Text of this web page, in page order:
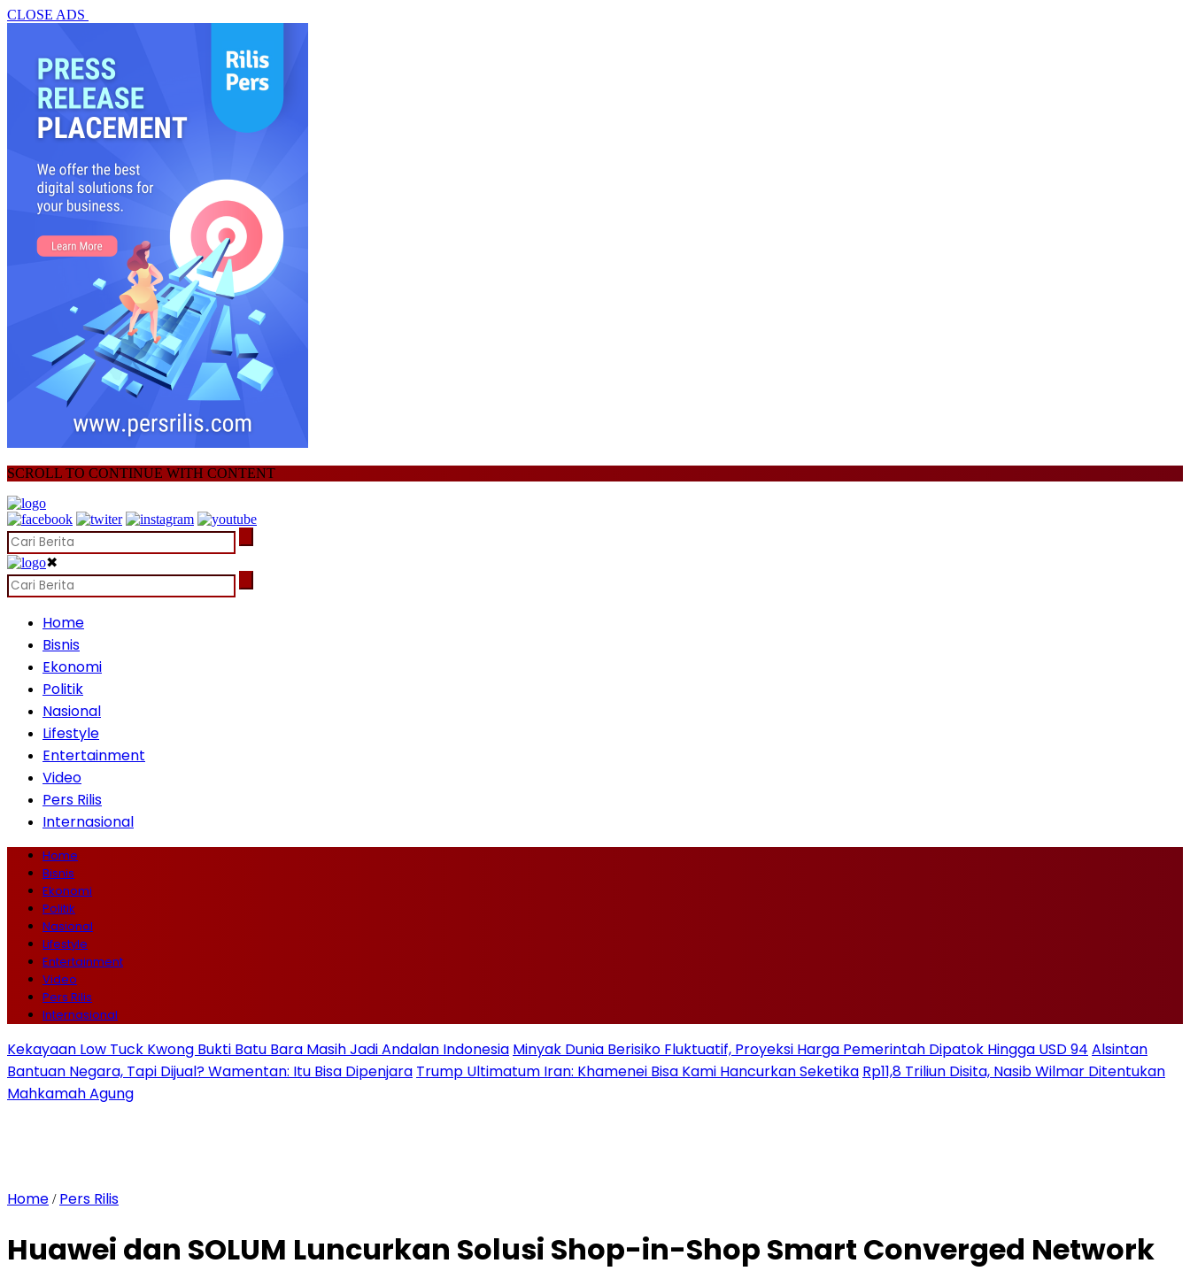
CLOSE ADS
SCROLL TO CONTINUE WITH CONTENT
✖
Home
Bisnis
Ekonomi
Politik
Nasional
Lifestyle
Entertainment
Video
Pers Rilis
Internasional
Home
Bisnis
Ekonomi
Politik
Nasional
Lifestyle
Entertainment
Video
Pers Rilis
Internasional
Kekayaan Low Tuck Kwong Bukti Batu Bara Masih Jadi Andalan Indonesia Minyak Dunia Berisiko Fluktuatif, Proyeksi Harga Pemerintah Dipatok Hingga USD 94 Alsintan
Bantuan Negara, Tapi Dijual? Wamentan: Itu Bisa Dipenjara Trump Ultimatum Iran: Khamenei Bisa Kami Hancurkan Seketika Rp11,8 Triliun Disita, Nasib Wilmar Ditentukan
Mahkamah Agung
Home / Pers Rilis
Huawei dan SOLUM Luncurkan Solusi Shop-in-Shop Smart Converged Network